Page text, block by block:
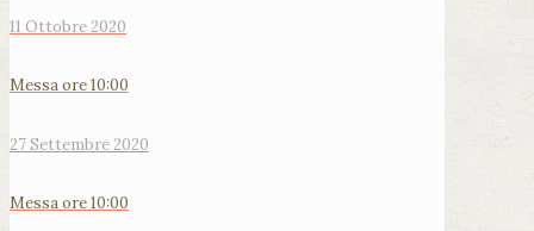
11 Ottobre 2020
Messa ore 10:00
27 Settembre 2020
Messa ore 10:00